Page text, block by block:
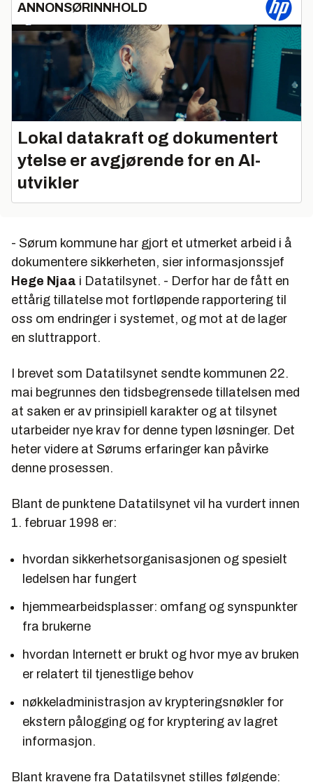
ANNONSØRINNHOLD
Lokal datakraft og dokumentert
ytelse er avgjørende for en AI-
utvikler
- Sørum kommune har gjort et utmerket arbeid i å
dokumentere sikkerheten, sier informasjonssjef
Hege Njaa i Datatilsynet. - Derfor har de fått en
ettårig tillatelse mot fortløpende rapportering til
oss om endringer i systemet, og mot at de lager
en sluttrapport.
I brevet som Datatilsynet sendte kommunen 22.
mai begrunnes den tidsbegrensede tillatelsen med
at saken er av prinsipiell karakter og at tilsynet
utarbeider nye krav for denne typen løsninger. Det
heter videre at Sørums erfaringer kan påvirke
denne prosessen.
Blant de punktene Datatilsynet vil ha vurdert innen
1. februar 1998 er:
hvordan sikkerhetsorganisasjonen og spesielt
ledelsen har fungert
hjemmearbeidsplasser: omfang og synspunkter
fra brukerne
hvordan Internett er brukt og hvor mye av bruken
er relatert til tjenestlige behov
nøkkeladministrasjon av krypteringsnøkler for
ekstern pålogging og for kryptering av lagret
informasjon.
Blant kravene fra Datatilsynet stilles følgende: